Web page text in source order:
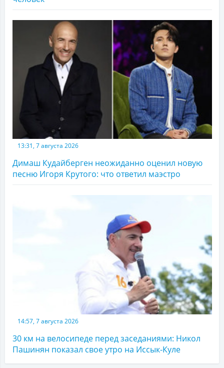
13:31, 7 августа 2026
Димаш Кудайберген неожиданно оценил новую
песню Игоря Крутого: что ответил маэстро
14:57, 7 августа 2026
30 км на велосипеде перед заседаниями: Никол
Пашинян показал свое утро на Иссык-Куле